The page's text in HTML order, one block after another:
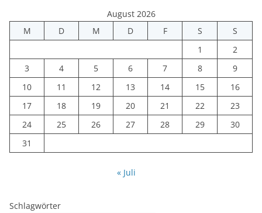
August 2026
M
D M D F S
S
1
2
3
4 5 6 7 8
9
10
11 12 13 14 15
16
17
18 19 20 21 22
23
24
25 26 27 28 29
30
31
« Juli
Schlagwörter